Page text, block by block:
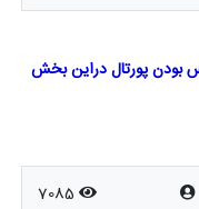
بودن پورتال دراین بخش
7085